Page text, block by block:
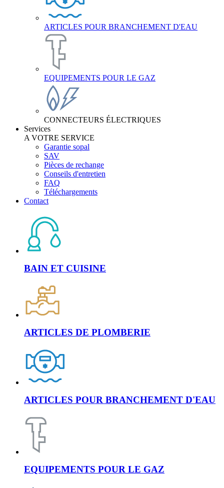
ARTICLES POUR BRANCHEMENT D'EAU
EQUIPEMENTS POUR LE GAZ
CONNECTEURS ÉLECTRIQUES
Services
A VOTRE SERVICE
Garantie sopal
SAV
Pièces de rechange
Conseils d'entretien
FAQ
Téléchargements
Contact
BAIN ET CUISINE
ARTICLES DE PLOMBERIE
ARTICLES POUR BRANCHEMENT D'EAU
EQUIPEMENTS POUR LE GAZ